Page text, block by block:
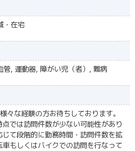
・在宅
管, 運動器, 障がい児（者）, 難病
々な経験の方お待ちしております。
では訪問件数が少ない可能性があり
て段階的に勤務時間・訪問件数を拡
もしくはバイクでの訪問を行なって